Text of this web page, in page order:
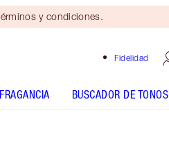
y condiciones.
Fidelidad
FRAGANCIA BUSCADOR DE TONOS